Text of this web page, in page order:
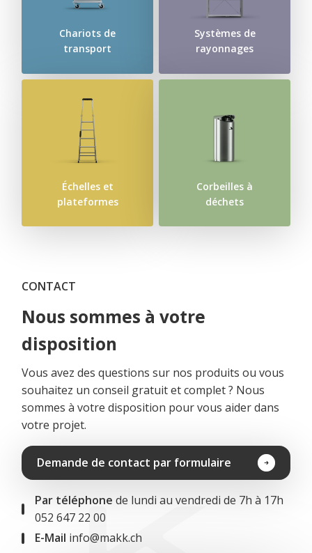
Chariots de
transport
Systèmes de
rayonnages
Échelles et
plateformes
Corbeilles à
déchets
CONTACT
Nous sommes à votre
disposition
Vous avez des questions sur nos produits ou vous
souhaitez un conseil gratuit et complet ? Nous
sommes à votre disposition pour vous aider dans
votre projet.
Demande de contact par formulaire
Par téléphone de lundi au vendredi de 7h à 17h
052 647 22 00
E-Mail info@makk.ch